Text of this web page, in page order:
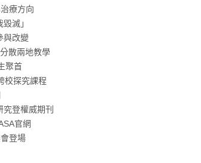
療方向
滅」
與改變
散兩地教學
聚首
校探究課程
登權威期刊
官網
登場